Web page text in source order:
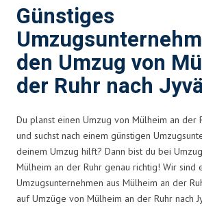
Günstiges
den Umzug von
der Ruhr nach
Du planst einen Umzug von Mülheim an der
und suchst nach einem günstigen
deinem Umzug hilft? Dann bist du bei
Mülheim an der Ruhr genau richtig! Wir sind
Umzugsunternehmen aus Mülheim an der
auf Umzüge von Mülheim an der Ruhr nach